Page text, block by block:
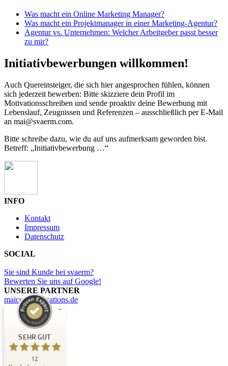
Was macht ein Online Marketing Manager?
Was macht ein Projektmanager in einer Marketing-Agentur?
Agentur vs. Unternehmen: Welcher Arbeitgeber passt besser
zu mir?
Initiativbewerbungen willkommen!
Auch Quereinsteiger, die sich hier angesprochen fühlen, können
sich jederzeit bewerben: Bitte skizziere dein Profil im
Motivationsschreiben und sende proaktiv deine Bewerbung mit
Lebenslauf, Zeugnissen und Referenzen – ausschließlich per E-Mail
an mai@svaerm.com.
Bitte schreibe dazu, wie du auf uns aufmerksam geworden bist.
Betreff: „Initiativbewerbung …“
INFO
Kontakt
Impressum
Datenschutz
SOCIAL
Sie sind Kunde bei svaerm?
Bewerten Sie uns auf Google!
UNSERE PARTNER
maicommunications.de
SEHR GUT
12
Kundenbewertungen und Erfahrungen zu
SEHR GUT